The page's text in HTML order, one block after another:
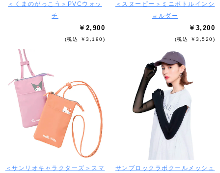
＜くまのがっこう＞PVCウォッ
チ
￥2,900
(税込 ￥3,190)
＜スヌーピー＞ミニボトルインシ
ョルダー
￥3,200
(税込 ￥3,520)
＜サンリオキャラクターズ＞スマ
サンブロックラボクールメッシュ